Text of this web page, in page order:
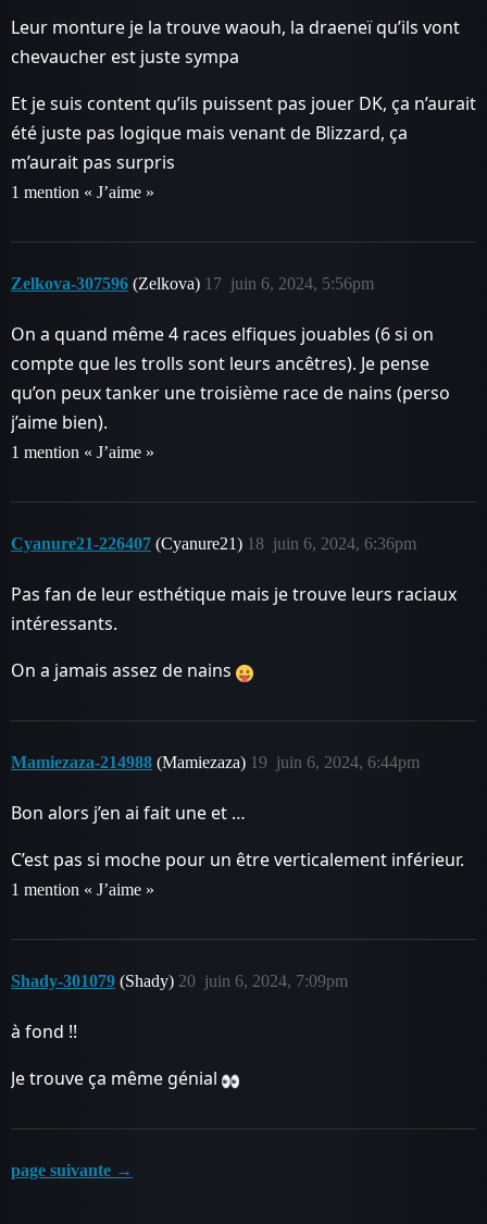
Leur monture je la trouve waouh, la draeneï qu’ils vont
chevaucher est juste sympa
Et je suis content qu’ils puissent pas jouer DK, ça n’aurait
été juste pas logique mais venant de Blizzard, ça
m’aurait pas surpris
1 mention « J’aime »
Zelkova-307596 (Zelkova) juin 6, 2024, 5:56pm
17
On a quand même 4 races elfiques jouables (6 si on
compte que les trolls sont leurs ancêtres). Je pense
qu’on peux tanker une troisième race de nains (perso
j’aime bien).
1 mention « J’aime »
Cyanure21-226407 (Cyanure21) juin 6, 2024, 6:36pm
18
Pas fan de leur esthétique mais je trouve leurs raciaux
intéressants.
On a jamais assez de nains
Mamiezaza-214988 (Mamiezaza) juin 6, 2024, 6:44pm
19
Bon alors j’en ai fait une et …
C’est pas si moche pour un être verticalement inférieur.
1 mention « J’aime »
Shady-301079 (Shady) juin 6, 2024, 7:09pm
20
à fond !!
Je trouve ça même génial
page suivante →